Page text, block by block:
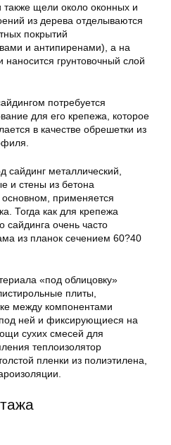
щели около оконных и
из дерева отделываются
покрытий
и антипиренами), а на
наносится грунтовочный слой
потребуется
для его крепежа, которое
в качестве обрешетки из
сайдинг металлический,
и стены из бетона
применяется
Тогда как для крепежа
сайдинга очень часто
из планок сечением 60?40
«под облицовку»
плиты,
между компонентами
ней и фиксирующиеся на
сухих смесей для
теплоизолятор
пленки из полиэтилена,